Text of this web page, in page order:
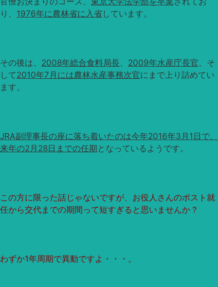
り、 1976年に農林省に入省しています。
その後は、 2008年総合食料局長、 2009年水産庁長官、そ
して2010年7月には農林水産事務次官にまで上り詰めてい
ます。
JRA副理事長の座に落ち着いたのは今年2016年3月1日で、
来年の2月28日までの任期 となっているようです。
この方に限った話じゃないですが、お役人さんのポスト就
任から交代までの期間って短すぎると思いませんか？
わずか1年周期で異動ですよ・・・。